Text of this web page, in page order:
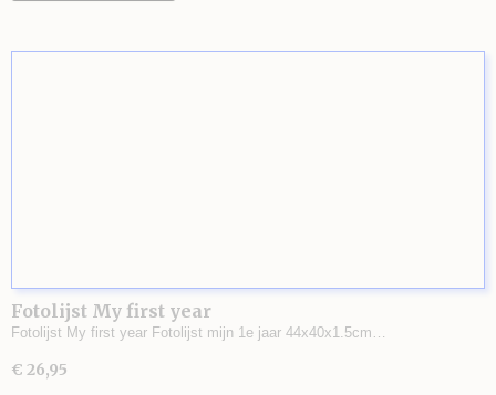
Fotolijst My first year
Fotolijst My first year Fotolijst mijn 1e jaar 44x40x1.5cm…
€ 26,95